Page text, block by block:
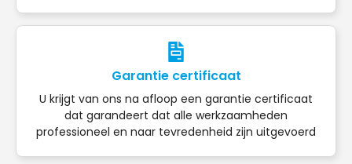
Garantie certificaat
U krijgt van ons na afloop een garantie certificaat
dat garandeert dat alle werkzaamheden
professioneel en naar tevredenheid zijn uitgevoerd